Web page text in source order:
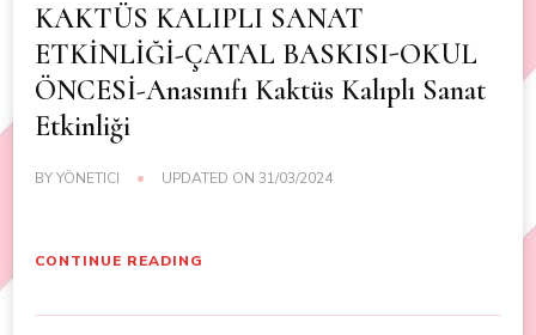
KAKTÜS KALIPLI SANAT
ETKİNLİĞİ-ÇATAL BASKISI-OKUL
ÖNCESİ-Anasınıfı Kaktüs Kalıplı Sanat
Etkinliği
BYYÖNETICI UPDATED ON 31/03/2024
CONTINUE READING